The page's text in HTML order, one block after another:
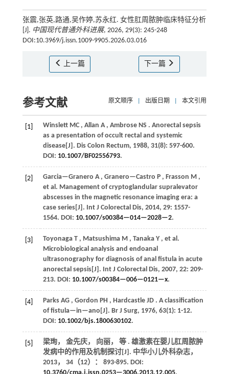
张震,张英,路通,吴作婷,苏永红. 女性肛周脓肿临床特征分析
[J]. 中国现代普通外科进展, 2026, 29(3): 245-248
DOI:10.3969/j.issn.1009-9905.2026.03.016
上一篇 下一篇
参考文献 原文顺序 出版日期 本文引用
[1] Winslett MC , Allan A , Ambrose NS . Anorectal sepsis
as a presentation of occult rectal and systemic
disease[J]. Dis Colon Rectum, 1988, 31(8): 597-600.
DOI: 10.1007/BF02556793.
[2] Garcia—Granero A , Granero—Castro P , Frasson M ,
et al. Management of cryptoglandular supralevator
abscesses in the magnetic resonance imaging era: a
case series[J]. Int J Colorectal Dis, 2014, 29: 1557-
1564. DOI: 10.1007/s00384—014—2028—2.
[3] Toyonaga T , Matsushima M , Tanaka Y , et al.
Microbiological analysis and endoanal
ultrasonography for diagnosis of anal fistula in acute
anorectal sepsis[J]. Int J Colorectal Dis, 2007, 22: 209-
213. DOI: 10.1007/s00384—006—0121—x.
[4] Parks AG , Gordon PH , Hardcastle JD . A classification
of fistula—in—ano[J]. Br J Surg, 1976, 63(1): 1-12.
DOI: 10.1002/bjs.1800630102.
[5] 梁珣， 金先庆， 向丽， 等. 雄激素在婴儿肛周脓肿
发病中的作用及机制探讨[J]. 中华小儿外科杂志，
2013， 34（12）： 893-895. DOI: